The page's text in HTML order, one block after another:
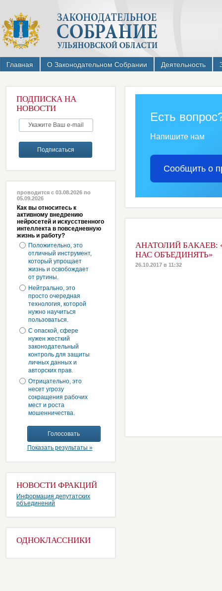
Главная О Законодательном Собрании Деятельность
ПОДПИСКА НА
НОВОСТИ
проводится с 03.08.2026 по
05.09.2026
Как вы относитесь к
активному внедрению
нейросетей и искусственного
интеллекта в повседневную
жизнь и работу?
Положительно, это
отличный инструмент,
который упрощает
жизнь и освобождает
от рутины.
Нейтрально, это
просто очередная
технология, которой
нужно научиться
пользоваться.
С опаской, сфере
нужен жесткий
законодательный
контроль для защиты
личных данных и
авторских прав.
Отрицательно, это
несет угрозу
сокращения рабочих
мест и роста
мошенничества.
Показать результаты »
НОВОСТИ ФРАКЦИЙ
Информация депутатских
объединений
ОДНОКЛАССНИКИ
Есть
Напишите нам
Сообщить о
АНАТОЛИЙ БАКАЕВ:
НАС ОБЪЕДИНЯТЬ»
26.10.2017 в 11:32